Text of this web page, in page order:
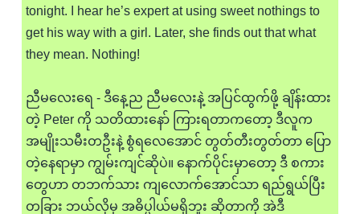
tonight. I hear he’s expert at using sweet nothings to
get his way with a girl. Later, she finds out that what
they mean. Nothing!
ညီမလေးရေ - ဒီနေ့ည ညီမလေးနဲ့ အပြင်ထွက်ဖို့ ချိန်းထား
တဲ့ Peter ကို သတိထားနော် ကြားရတာကတော့ ဒီလူက
အမျိုးသမီးတဦးနဲ့ စွံရလေအောင် တွတ်တီးတွတ်တာ ပြော
တဲ့နေရာမှာ ကျွမ်းကျင်ဆိုပဲ။ နောက်ပိုင်းမှာတော့ ဒီ စကား
တွေဟာ တဘက်သား ကျလောက်အောင်သာ ရည်ရွယ်ပြီး
တခြား ဘယ်လိုမှ အဓိပ္ပါယ်မရှိဘူး ဆိုတာကို အဲဒီ